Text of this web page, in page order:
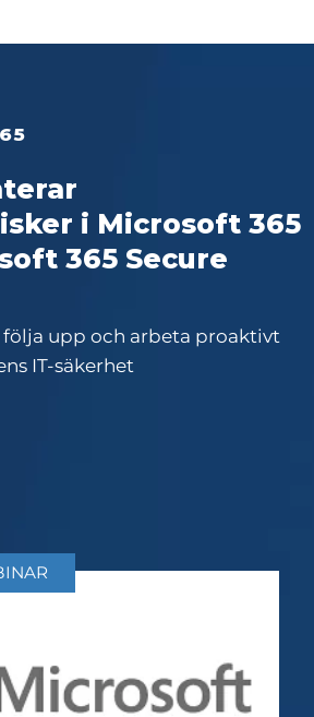
i Microsoft 365
365 Secure
följa upp och arbeta proaktivt
IT-säkerhet